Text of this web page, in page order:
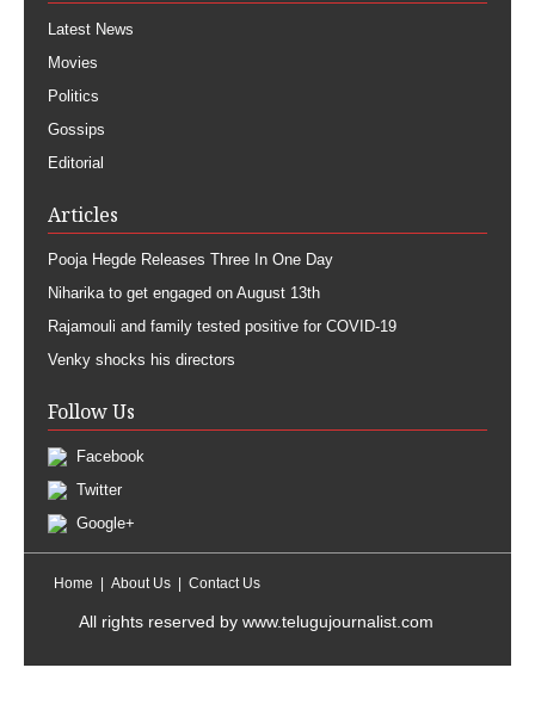
Latest News
Movies
Politics
Gossips
Editorial
Articles
Pooja Hegde Releases Three In One Day
Niharika to get engaged on August 13th
Rajamouli and family tested positive for COVID-19
Venky shocks his directors
Follow Us
Facebook
Twitter
Google+
Home About Us Contact Us
All rights reserved by www.telugujournalist.com